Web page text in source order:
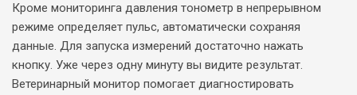
Кроме мониторинга давления тонометр в непрерывном
режиме определяет пульс, автоматически сохраняя
данные. Для запуска измерений достаточно нажать
кнопку. Уже через одну минуту вы видите результат.
Ветеринарный монитор помогает диагностировать